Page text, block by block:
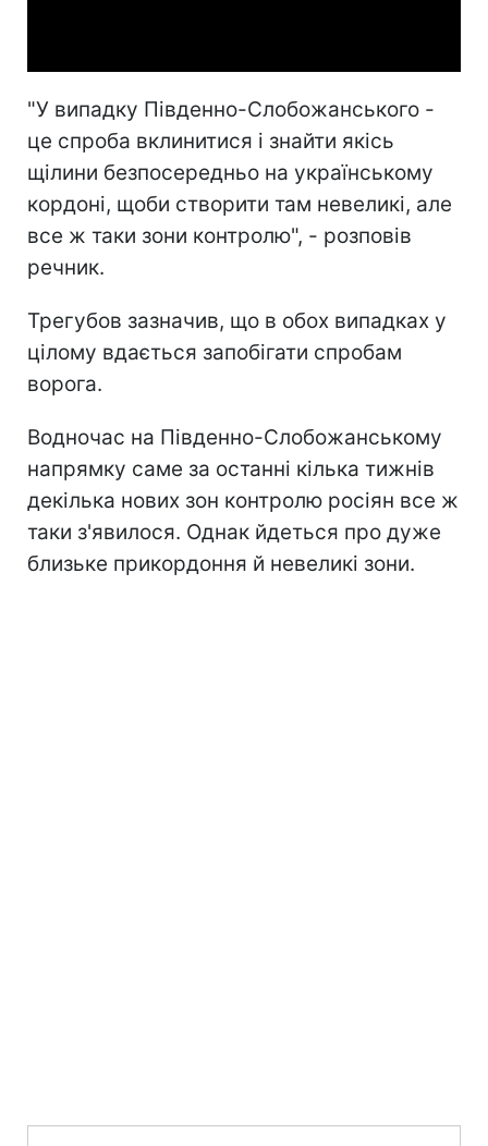
"У випадку Південно-Слобожанського -
це спроба вклинитися і знайти якісь
щілини безпосередньо на українському
кордоні, щоби створити там невеликі, але
все ж таки зони контролю", - розповів
речник.
Трегубов зазначив, що в обох випадках у
цілому вдається запобігати спробам
ворога.
Водночас на Південно-Слобожанському
напрямку саме за останні кілька тижнів
декілька нових зон контролю росіян все ж
таки з'явилося. Однак йдеться про дуже
близьке прикордоння й невеликі зони.